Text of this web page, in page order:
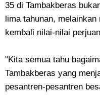
35 di Tambakberas
lima tahunan,
kembali nilai-nilai
"Kita semua tahu
Tambakberas yang
pesantren-pesantren